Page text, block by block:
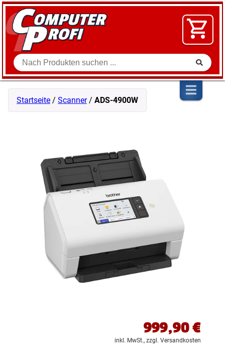
Zum Inhalt springen
Suche
SOFTWARE
VIDEO
SHOP
Startseite / Scanner/ ADS-4900W
999,90€
inkl. MwSt., zzgl. Versandkosten